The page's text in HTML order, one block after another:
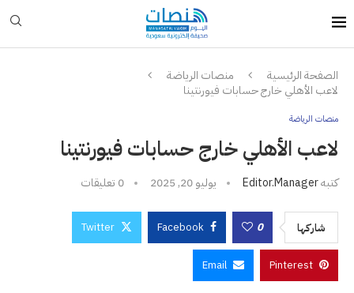
الصفحة الرئيسية
منصات الرياضة
لاعب الأهلي خارج حسابات فيورنتينا
منصات الرياضة
لاعب الأهلي خارج حسابات فيورنتينا
كتبهEditor.manager يوليو 20, 2025 0 تعليقات
شاركها 0
Facebook
Twitter
Pinterest
Email